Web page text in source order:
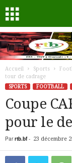
Accueil Sports
tour de cadrage
SPORTS
FOOTBALL
Coupe
pour le
Par rtb.bf- 23 décembre